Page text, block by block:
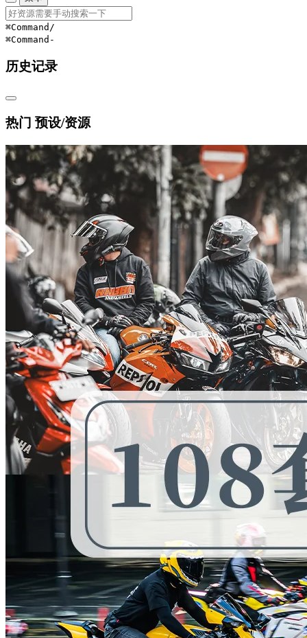
⌘Command /
⌘Command -
历史记录
热门 预设/资源